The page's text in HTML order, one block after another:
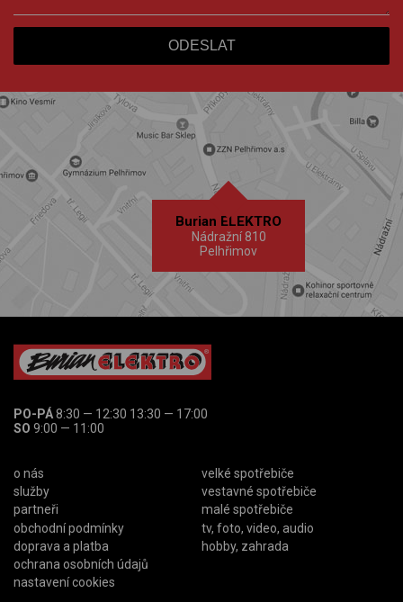
Burian ELEKTRO
Nádražní 810
Pelhřimov
PO-PÁ8:30 — 12:30 13:30 — 17:00
SO 9:00 — 11:00
o nás
služby
partneři
obchodní podmínky
doprava a platba
ochrana osobních údajů
nastavení cookies
velké spotřebiče
vestavné spotřebiče
malé spotřebiče
tv, foto, video, audio
hobby, zahrada